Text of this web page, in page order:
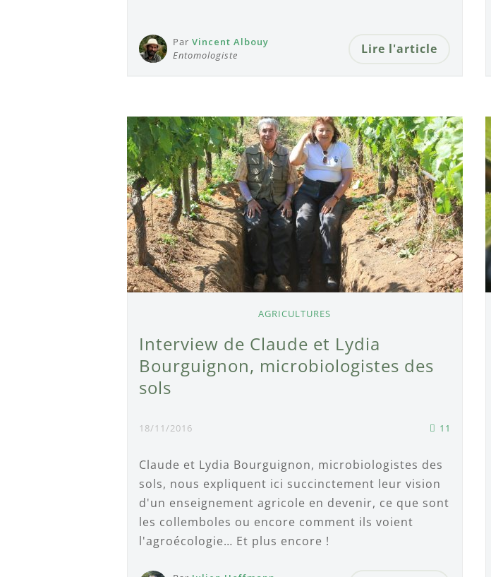
ParVincent Albouy
Entomologiste
Lire l'article
AGRICULTURES
Interview de Claude et Lydia
Bourguignon, microbiologistes des
sols
18/11/2016 11
Claude et Lydia Bourguignon, microbiologistes des
sols, nous expliquent ici succinctement leur vision
d'un enseignement agricole en devenir, ce que sont
les collemboles ou encore comment ils voient
l'agroécologie… Et plus encore !